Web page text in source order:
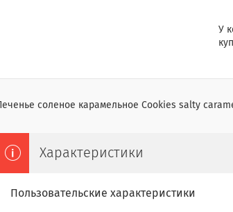
У
Печенье соленое карамельное Cookies salty
Характеристики
Пользовательские характеристики